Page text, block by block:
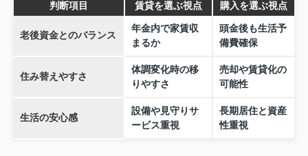
判断項目 賃貸を選ぶ視点 購入を選ぶ視点
老後資金とのバランス
年金内で家賃収
まるか
頭金後も生活予
備費確保
住み替えやすさ
体調変化時の移
りやすさ
売却や賃貸化の
可能性
生活の安心感
設備や見守りサ
ービス重視
長期居住と資産
性重視